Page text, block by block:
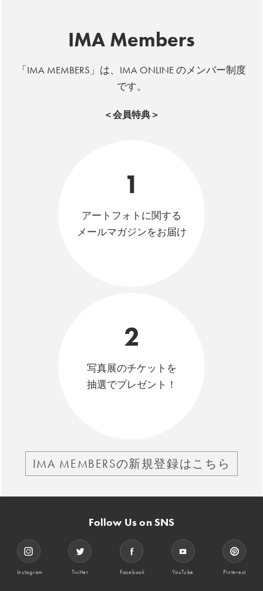
IMA Members
「IMA MEMBERS」は、IMA ONLINE のメンバー制度
です。
＜会員特典＞
1
アートフォトに関する
メールマガジンをお届け
2
写真展のチケットを
抽選でプレゼント！
IMA MEMBERSの新規登録はこちら
Follow Us on SNS
Instagram Twitter Facebook YouTube Pinterest